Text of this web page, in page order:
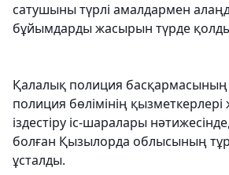
сатушыны түрлі амалдармен
бұйымдарды жасырын түрде
Қалалық полиция
полиция бөлімінің қызметкерлері
іздестіру іс-шаралары
болған Қызылорда облысының
ұсталды.